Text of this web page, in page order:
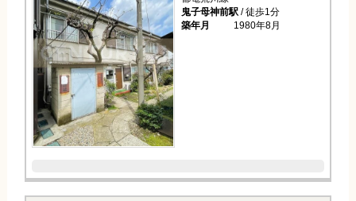
鬼子母神前駅/ 徒歩1分
築年月
1980年8月